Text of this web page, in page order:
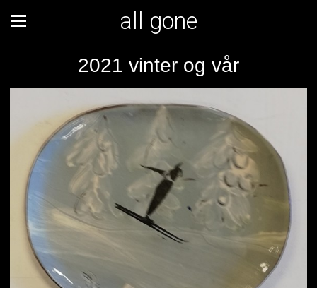
all gone
2021 vinter og vår